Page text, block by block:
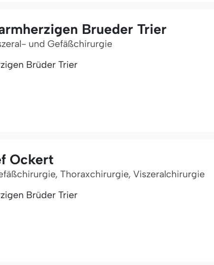
Brueder Trier
und Gefäßchirurgie
Brüder Trier
Ockert
Thoraxchirurgie, Viszeralchirurgie
Brüder Trier